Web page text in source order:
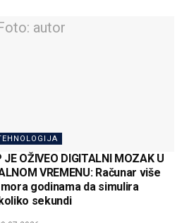
JE OŽIVEO DIGITALNI MOZAK U
VREMENU: Računar više
godinama da simulira
sekundi